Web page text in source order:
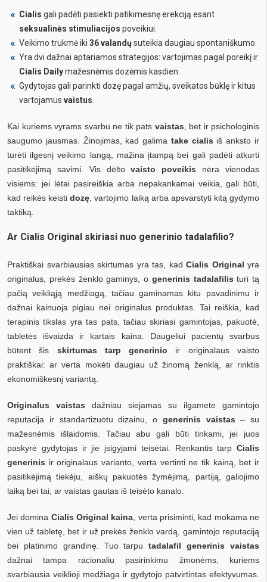
Cialis gali padėti pasiekti patikimesnę erekciją esant
seksualinės stimuliacijos poveikiui.
Veikimo trukmė iki 36 valandų suteikia daugiau spontaniškumo.
Yra dvi dažnai aptariamos strategijos: vartojimas pagal poreikį ir
Cialis Dailymažesnėmis dozėmis kasdien.
Gydytojas gali parinkti dozę pagal amžių, sveikatos būklę ir kitus
vartojamus vaistus
Kai kuriems vyrams svarbu ne tik pats vaistas , bet ir psichologinis
saugumo jausmas. Žinojimas, kad galima take cialis iš anksto ir
turėti ilgesnį veikimo langą, mažina įtampą bei gali padėti atkurti
pasitikėjimą savimi. Vis dėltovaisto poveikis nėra vienodas
visiems: jei lėtai pasireiškia arba nepakankamai veikia, gali būti,
kad reikės keistidozę , vartojimo laiką arba apsvarstyti kitą gydymo
taktiką.
Ar Cialis Original skiriasi nuo generinio tadalafilio?
Praktiškai svarbiausias skirtumas yra tas, kad Cialis Original yra
originalus, prekės ženklo gaminys, o generinis tadalafilis turi tą
pačią veikliąją medžiagą, tačiau gaminamas kitu pavadinimu ir
dažnai kainuoja pigiau nei originalus produktas. Tai reiškia, kad
terapinis tikslas yra tas pats, tačiau skiriasi gamintojas, pakuotė,
tabletės išvaizda ir kartais kaina. Daugeliui pacientų svarbus
būtent šis skirtumas tarp generinio ir originalaus vaisto
praktiškai: ar verta mokėti daugiau už žinomą ženklą, ar rinktis
ekonomiškesnį variantą.
Originalus vaistas dažniau siejamas su ilgamete gamintojo
reputacija ir standartizuotu dizainu, o generinis vaistas – su
mažesnėmis išlaidomis. Tačiau abu gali būti tinkami, jei juos
paskyrė gydytojas ir jie įsigyjami teisėtai. Renkantis tarp Cialis
generinis ir originalaus varianto, verta vertinti ne tik kainą, bet ir
pasitikėjimą tiekėju, aiškų pakuotės žymėjimą, partiją, galiojimo
laiką bei tai, ar vaistas gautas iš teisėto kanalo.
Jei domina Cialis Original kaina , verta prisiminti, kad mokama ne
vien už tabletę, bet ir už prekės ženklo vardą, gamintojo reputaciją
bei platinimo grandinę. Tuo tarputadalafil generinis vaistas
dažnai tampa racionaliu pasirinkimu žmonėms, kuriems
svarbiausia veiklioji medžiaga ir gydytojo patvirtintas efektyvumas.